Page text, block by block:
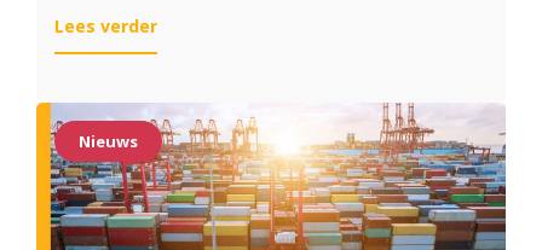
Lees verder:
Hogere
en
Kostenbesparing
bij
Royal
Avebe
dankzij
Nieuws